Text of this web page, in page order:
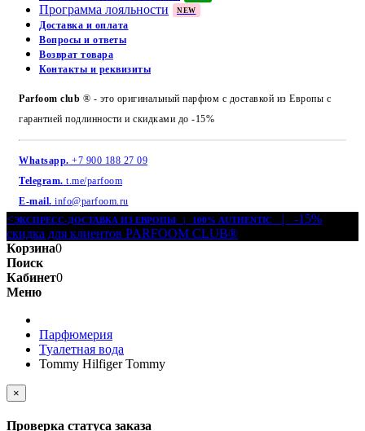
Программа лояльности NEW
Доставка и оплата
Вопросы и ответы
Возврат товара
Контакты и реквизиты
Parfoom club ® - это оригинальный парфюм с доставкой из Европы с
гарантией подлинности и скидками до -15%
Whatsapp. +7 900 188 27 09
Telegram. t.me/parfoom
E-mail. info@parfoom.ru
<ЭКСПРЕСС-ДОСТАВКА ИЗ ЕВРОПЫ | 100% AUTHENTIC
| -15%
скидка для клиентов PARFOOM CLUB®
Корзина0
Поиск
Кабинет0
Меню
Парфюмерия
Туалетная вода
Tommy Hilfiger Tommy
×
Проверка статуса заказа